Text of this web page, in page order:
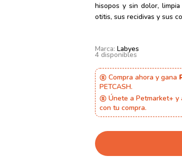
hisopos y sin dolor,
otitis, sus recidivas y sus
Marca: Labyes
4 disponibles
Compra ahora y gana
PETCASH.
Únete a Petmarket+ y
con tu compra.